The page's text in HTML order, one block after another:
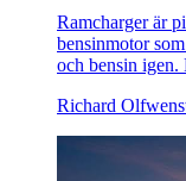
Ramcharger är
bensinmotor
och bensin igen.
Richard